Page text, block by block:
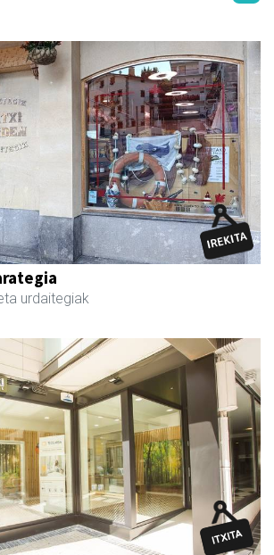
urdaitegiak